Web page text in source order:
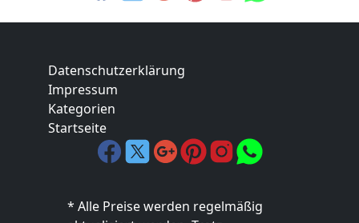
Datenschutzerklärung
Impressum
Kategorien
Startseite
* Alle Preise werden regelmäßig